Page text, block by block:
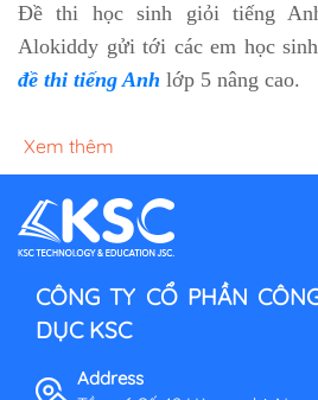
Đề thi học sinh giỏi tiếng
Alokiddy gửi tới các em học
đề thi tiếng Anh lớp 5 nâng cao.
Xem thêm
CÔNG TY CỔ PHẦN
DỤC KSC
Address